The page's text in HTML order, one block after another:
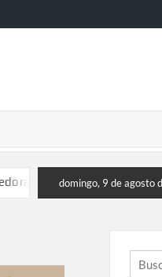
en un hotel? La
domingo, 9 de agosto